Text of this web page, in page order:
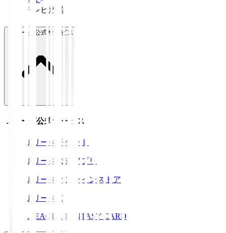
テレビ放送
Ｊリーグ公式サービス
Ｊリーグ公式サービス
Ｊリーグチケット
Ｊリーグ公式アプリ
Ｊリーグオンラインストア
ＪリーグID
J.LEAGUE FANTASY CARD